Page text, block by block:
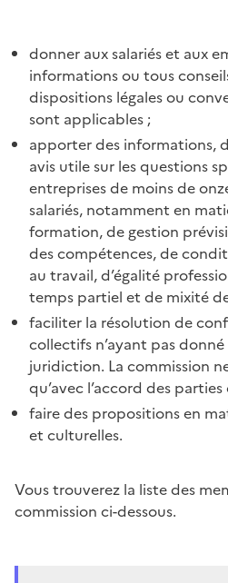
donner aux salariés et aux
informations ou tous
dispositions légales ou
sont applicables ;
apporter des informations,
avis utile sur les questions
entreprises de moins de
salariés, notamment en
formation, de gestion
des compétences, de
au travail, d’égalité
temps partiel et de mixité
faciliter la résolution de
collectifs n’ayant pas donné
juridiction. La commission
qu’avec l’accord des
faire des propositions en
et culturelles.
Vous trouverez la liste des
commission ci-dessous.